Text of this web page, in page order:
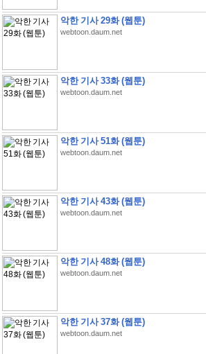
악한 기사 29화 (웹툰)
webtoon.daum.net
악한 기사 33화 (웹툰)
webtoon.daum.net
악한 기사 51화 (웹툰)
webtoon.daum.net
악한 기사 43화 (웹툰)
webtoon.daum.net
악한 기사 48화 (웹툰)
webtoon.daum.net
악한 기사 37화 (웹툰)
webtoon.daum.net